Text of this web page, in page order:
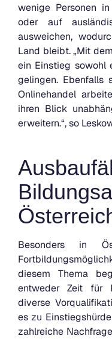
wenige Personen
oder auf
ausweichen,
Land bleibt. „Mit
ein Einstieg sowohl
gelingen. Ebenfalls
Onlinehandel
ihren Blick
erweitern.“, so
Besonders in
diesem Thema
entweder Zeit für
diverse
es zu
zahlreiche